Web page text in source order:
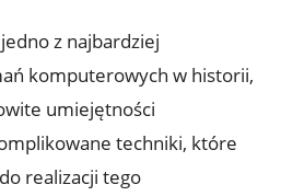
z najbardziej⁣
komputerowych⁣ w historii,
umiejętności
techniki, które
realizacji⁢ tego